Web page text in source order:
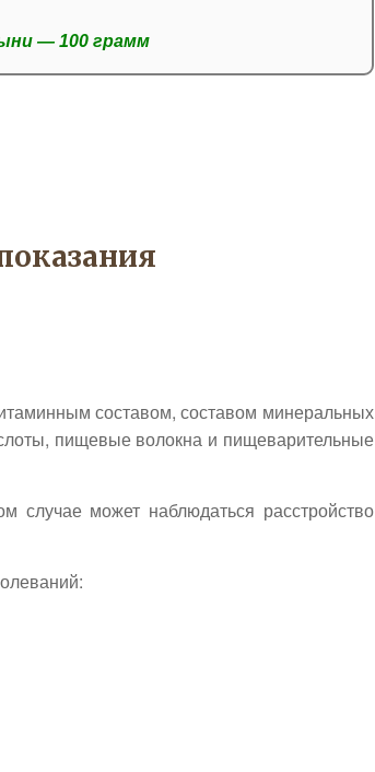
— 100 грамм
составом, составом минеральных
пищевые волокна и пищеварительные
случае может наблюдаться расстройство